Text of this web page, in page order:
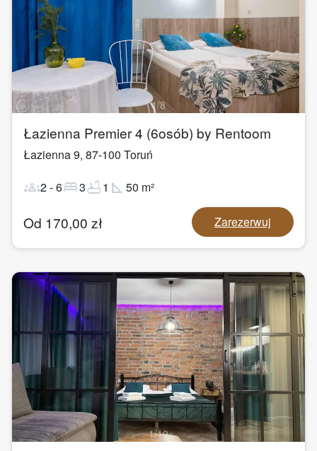
1/8
Łazienna Premier 4 (6osób) by Rentoom
Łazienna 9, 87-100 Toruń
groups2-6bed3bathtub1 square_foot 50 m²
Od 170,00 zł Zarezerwuj
1/19